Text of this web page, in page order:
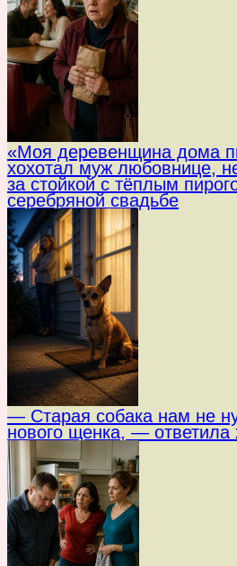
«Моя деревенщина дома
хохотал муж любовнице,
за стойкой с тёплым
серебряной свадьбе
— Старая собака нам не
нового щенка, — ответила